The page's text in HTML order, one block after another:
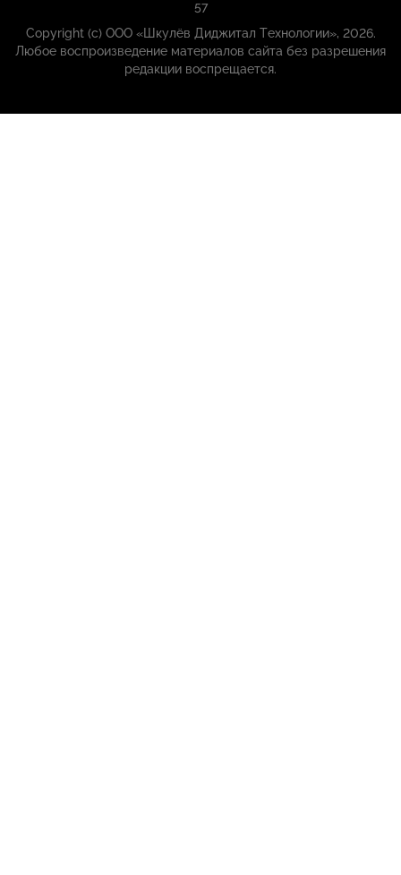
57
Copyright (с) ООО «Шкулёв Диджитал Технологии», 2026.
Любое воспроизведение материалов сайта без разрешения
редакции воспрещается.